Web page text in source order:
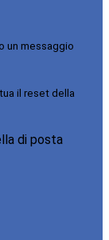
un messaggio
il reset della
di posta